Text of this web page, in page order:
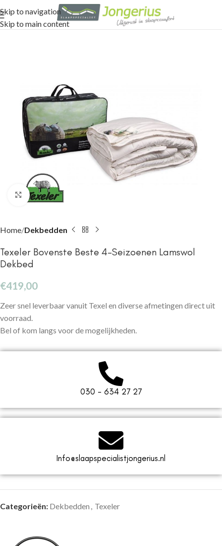
Skip to navigation
Skip to main content
Click to enlarge
Home Dekbedden
Texeler Bovenste Beste 4-Seizoenen Lamswol
Dekbed
€419,00
Zeer snel leverbaar vanuit Texel en diverse afmetingen direct uit
voorraad.
Bel of kom langs voor de mogelijkheden.
030 - 634 27 27
Info@slaapspecialistjongerius.nl
Categorieën: Dekbedden Texeler